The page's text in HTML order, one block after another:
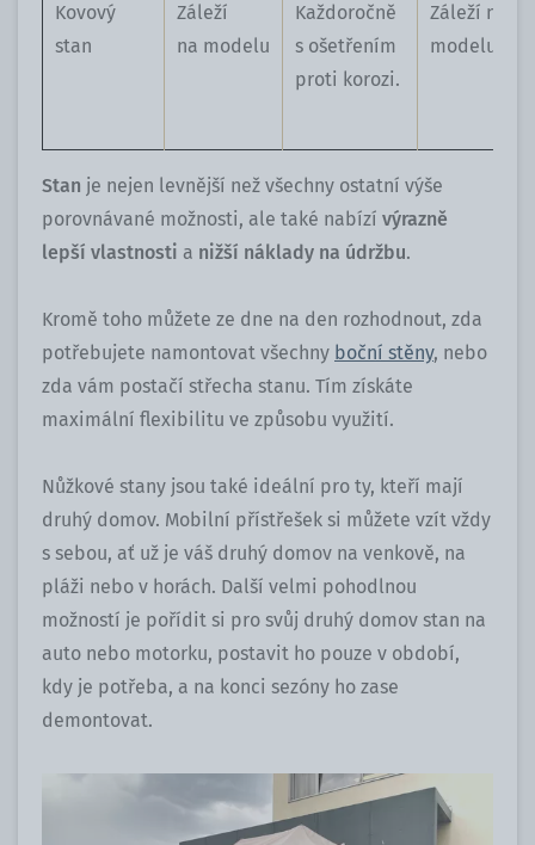
Kovový
stan
Záleží
na modelu
Každoročně
s ošetřením
proti korozi.
Záleží na
modelu
Stan je nejen levnější než všechny ostatní výše
porovnávané možnosti, ale také nabízí výrazně
lepší vlastnosti a nižší náklady na údržbu.
Kromě toho můžete ze dne na den rozhodnout, zda
potřebujete namontovat všechny boční stěny, nebo
zda vám postačí střecha stanu. Tím získáte
maximální flexibilitu ve způsobu využití.
Nůžkové stany jsou také ideální pro ty, kteří mají
druhý domov. Mobilní přístřešek si můžete vzít vždy
s sebou, ať už je váš druhý domov na venkově, na
pláži nebo v horách. Další velmi pohodlnou
možností je pořídit si pro svůj druhý domov stan na
auto nebo motorku, postavit ho pouze v období,
kdy je potřeba, a na konci sezóny ho zase
demontovat.